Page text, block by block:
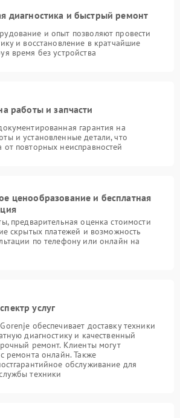
диагностика и быстрый ремонт
и опыт позволяют провести
и восстановление в кратчайшие
время без устройства
работы и запчасти
гарантия на
и установленные детали, что
повторных неисправностей
ценообразование и бесплатная
предварительная оценка стоимости
скрытых платежей и возможность
по телефону или онлайн на
услуг
обеспечивает доставку техники
диагностику и качественный
ремонт. Клиенты могут
ремонта онлайн. Также
обслуживание для
техники